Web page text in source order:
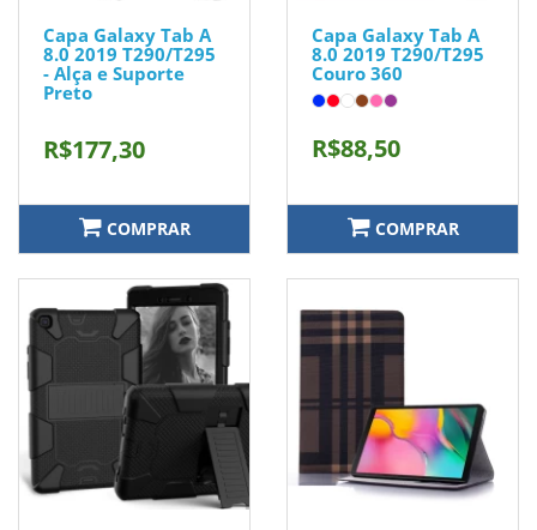
Capa Galaxy Tab A
8.0 2019 T290/T295
- Alça e Suporte
Preto
R$177,30
COMPRAR
Capa Galaxy Tab A
8.0 2019 T290/T295
Couro 360
R$88,50
COMPRAR